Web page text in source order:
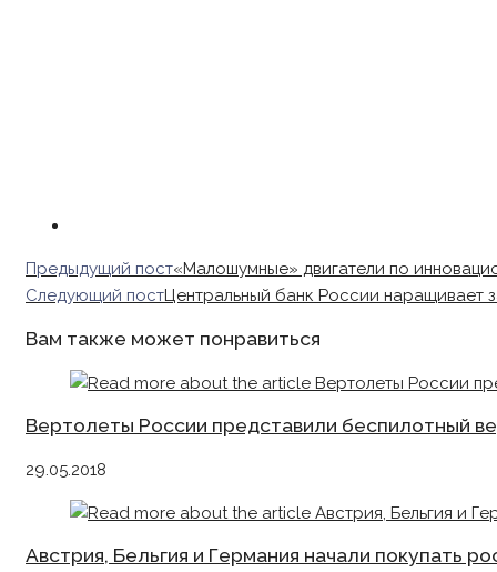
Read
more
Предыдущий пост«Малошумные» двигатели по
Следующий постЦентральный банк России наращивает
Вам также может понравиться
Вертолеты России представили беспилотный
29.05.2018
Австрия, Бельгия и Германия начали покупать